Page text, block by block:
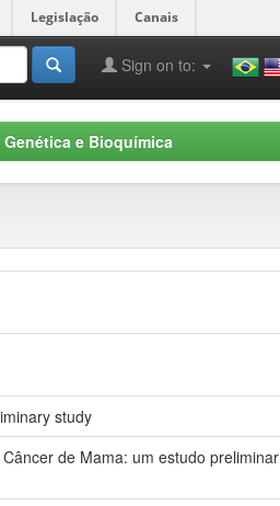
Legislação Canais
Sign on to:
Genética e Bioquímica
study
de Mama: um estudo preliminar